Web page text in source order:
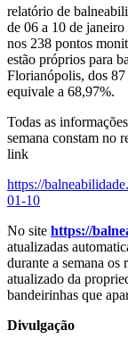
relatório de
de 06 a 10 de
nos 238 pontos
estão próprios para
Florianópolis, dos 87
equivale a 68,97%.
Todas as
semana constam no
link
https://
01-10
No site https://
atualizadas
durante a semana
atualizado da
bandeirinhas que
Divulgação